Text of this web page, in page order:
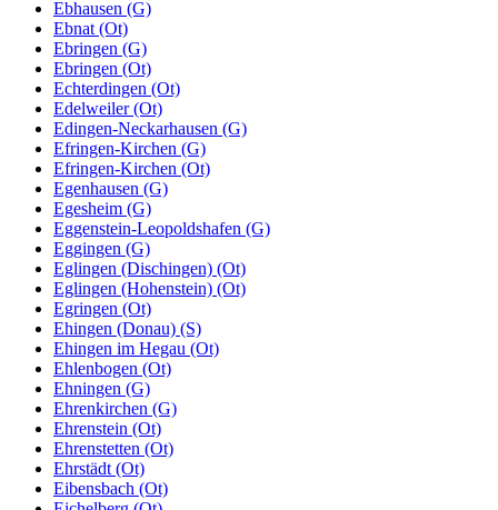
Ebhausen (G)
Ebnat (Ot)
Ebringen (G)
Ebringen (Ot)
Echterdingen (Ot)
Edelweiler (Ot)
Edingen-Neckarhausen (G)
Efringen-Kirchen (G)
Efringen-Kirchen (Ot)
Egenhausen (G)
Egesheim (G)
Eggenstein-Leopoldshafen (G)
Eggingen (G)
Eglingen (Dischingen) (Ot)
Eglingen (Hohenstein) (Ot)
Egringen (Ot)
Ehingen (Donau) (S)
Ehingen im Hegau (Ot)
Ehlenbogen (Ot)
Ehningen (G)
Ehrenkirchen (G)
Ehrenstein (Ot)
Ehrenstetten (Ot)
Ehrstädt (Ot)
Eibensbach (Ot)